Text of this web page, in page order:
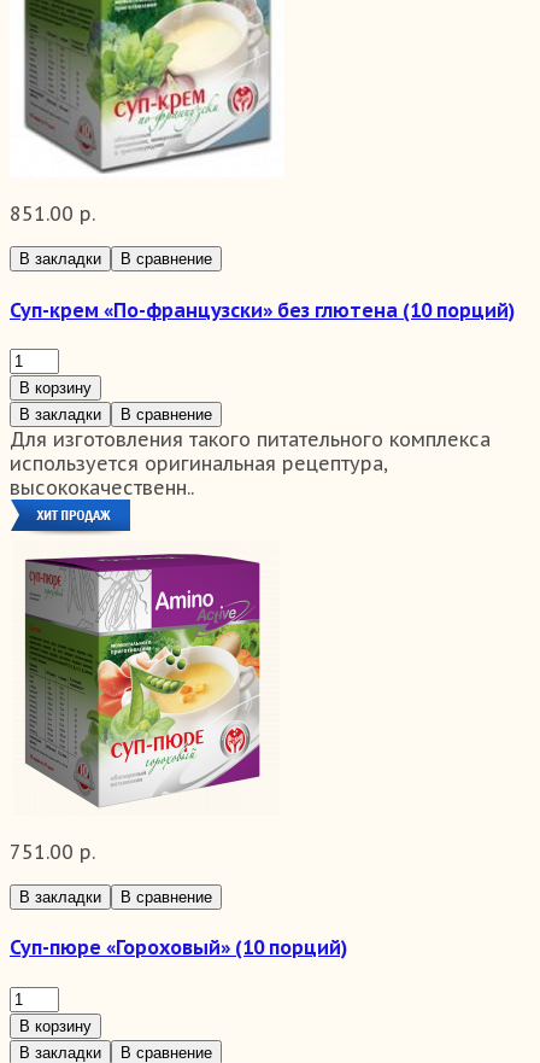
851.00 р.
В закладки В сравнение
Суп-крем «По-французски» без глютена (10 порций)
В корзину
В закладки
В сравнение
Для изготовления такого питательного комплекса
используется оригинальная рецептура,
высококачественн..
751.00 р.
В закладки В сравнение
Суп-пюре «Гороховый» (10 порций)
В корзину
В закладки
В сравнение